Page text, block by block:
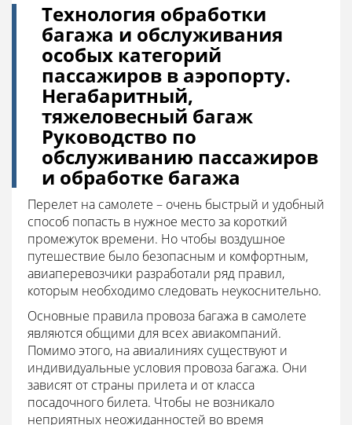
Технология обработки
багажа и обслуживания
особых категорий
пассажиров в аэропорту.
Негабаритный,
тяжеловесный багаж
Руководство по
обслуживанию пассажиров
и обработке багажа
Перелет на самолете – очень быстрый и удобный
способ попасть в нужное место за короткий
промежуток времени. Но чтобы воздушное
путешествие было безопасным и комфортным,
авиаперевозчики разработали ряд правил,
которым необходимо следовать неукоснительно.
Основные правила провоза багажа в самолете
являются общими для всех авиакомпаний.
Помимо этого, на авиалиниях существуют и
индивидуальные условия провоза багажа. Они
зависят от страны прилета и от класса
посадочного билета. Чтобы не возникало
неприятных неожиданностей во время